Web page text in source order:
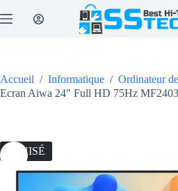
au
Accueil / Informatique / Ordinateur
Ecran Aiwa 24″ Full HD 75Hz
ÉPUISÉ